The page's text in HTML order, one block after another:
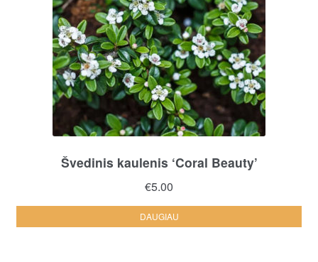
Švedinis kaulenis ‘Coral Beauty’
€5.00
DAUGIAU